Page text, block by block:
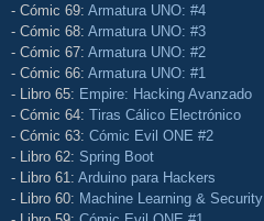
- Cómic 69: Armatura UNO: #4
- Cómic 68: Armatura UNO: #3
- Cómic 67: Armatura UNO: #2
- Cómic 66: Armatura UNO: #1
- Libro 65: Empire: Hacking Avanzado
- Cómic 64: Tiras Cálico Electrónico
- Cómic 63: Cómic Evil ONE #2
- Libro 62: Spring Boot
- Libro 61: Arduino para Hackers
- Libro 60: Machine Learning & Security